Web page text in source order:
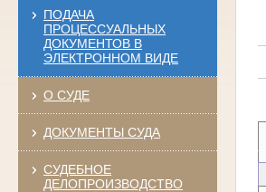
ПОДАЧА
ПРОЦЕССУАЛЬНЫХ
ДОКУМЕНТОВ В
ЭЛЕКТРОННОМ ВИДЕ
О СУДЕ
ДОКУМЕНТЫ СУДА
СУДЕБНОЕ
ДЕЛОПРОИЗВОДСТВО